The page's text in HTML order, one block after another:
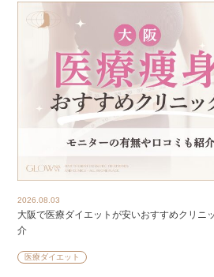
2026.08.03
大阪で医療ダイエットが安いおすすめクリニ
介
医療ダイエット